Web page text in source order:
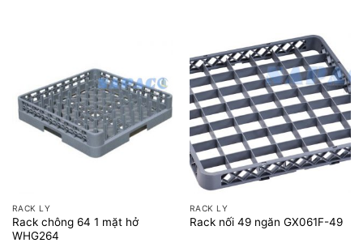
RACK LY
Rack chông 64 1 mặt hở
WHG264
RACK LY
Rack nối 49 ngăn GX061F-49